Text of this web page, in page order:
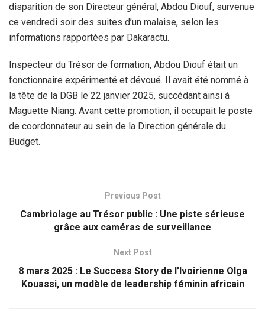
disparition de son Directeur général, Abdou Diouf, survenue
ce vendredi soir des suites d’un malaise, selon les
informations rapportées par Dakaractu.
Inspecteur du Trésor de formation, Abdou Diouf était un
fonctionnaire expérimenté et dévoué. Il avait été nommé à
la tête de la DGB le 22 janvier 2025, succédant ainsi à
Maguette Niang. Avant cette promotion, il occupait le poste
de coordonnateur au sein de la Direction générale du
Budget.
Previous Post
Cambriolage au Trésor public : Une piste sérieuse
grâce aux caméras de surveillance
Next Post
8 mars 2025 : Le Success Story de l’Ivoirienne Olga
Kouassi, un modèle de leadership féminin africain